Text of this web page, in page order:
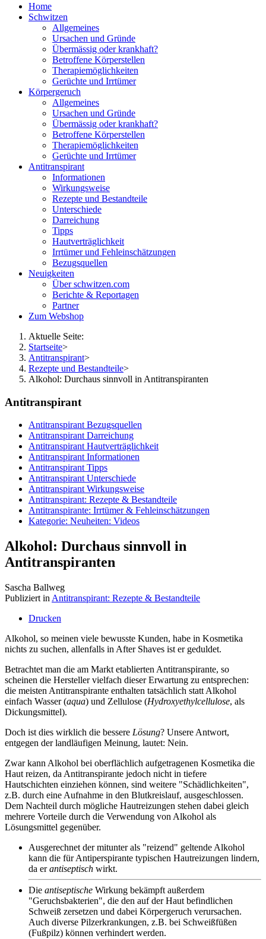
Home
Schwitzen
Allgemeines
Ursachen und Gründe
Übermässig oder krankhaft?
Betroffene Körperstellen
Therapiemöglichkeiten
Gerüchte und Irrtümer
Körpergeruch
Allgemeines
Ursachen und Gründe
Übermässig oder krankhaft?
Betroffene Körperstellen
Therapiemöglichkeiten
Gerüchte und Irrtümer
Antitranspirant
Informationen
Wirkungsweise
Rezepte und Bestandteile
Unterschiede
Darreichung
Tipps
Hautverträglichkeit
Irrtümer und Fehleinschätzungen
Bezugsquellen
Neuigkeiten
Über schwitzen.com
Berichte & Reportagen
Partner
Zum Webshop
Aktuelle Seite:
Startseite>
Antitranspirant>
Rezepte und Bestandteile>
Alkohol: Durchaus sinnvoll in Antitranspiranten
Antitranspirant
Antitranspirant Bezugsquellen
Antitranspirant Darreichung
Antitranspirant Hautverträglichkeit
Antitranspirant Informationen
Antitranspirant Tipps
Antitranspirant Unterschiede
Antitranspirant Wirkungsweise
Antitranspirant: Rezepte & Bestandteile
Antitranspirante: Irrtümer & Fehleinschätzungen
Kategorie: Neuheiten: Videos
Alkohol: Durchaus sinnvoll in
Antitranspiranten
Sascha Ballweg
Publiziert in Antitranspirant: Rezepte & Bestandteile
Drucken
Alkohol, so meinen viele bewusste Kunden, habe in Kosmetika
nichts zu suchen, allenfalls in After Shaves ist er geduldet.
Betrachtet man die am Markt etablierten Antitranspirante, so
scheinen die Hersteller vielfach dieser Erwartung zu entsprechen:
die meisten Antitranspirante enthalten tatsächlich statt Alkohol
einfach Wasser (aqua) und Zellulose (Hydroxyethylcellulose, als
Dickungsmittel).
Doch ist dies wirklich die bessere Lösung? Unsere Antwort,
entgegen der landläufigen Meinung, lautet: Nein.
Zwar kann Alkohol bei oberflächlich aufgetragenen Kosmetika die
Haut reizen, da Antitranspirante jedoch nicht in tiefere
Hautschichten einziehen können, sind weitere "Schädlichkeiten",
z.B. durch eine Aufnahme in den Blutkreislauf, ausgeschlossen.
Dem Nachteil durch mögliche Hautreizungen stehen dabei gleich
mehrere Vorteile durch die Verwendung von Alkohol als
Lösungsmittel gegenüber.
Ausgerechnet der mitunter als "reizend" geltende Alkohol
kann die für Antiperspirante typischen Hautreizungen lindern,
da erantiseptisch wirkt.
Die antiseptische Wirkung bekämpft außerdem
"Geruchsbakterien", die den auf der Haut befindlichen
Schweiß zersetzen und dabei Körpergeruch verursachen.
Auch diverse Pilzerkrankungen, z.B. bei Schweißfüßen
(Fußpilz) können verhindert werden.